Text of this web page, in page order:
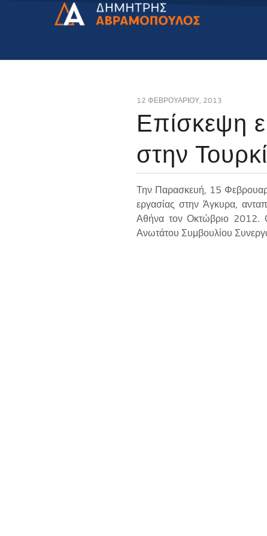
12 ΦΕΒΡΟΥΑΡΊΟΥ, 2013
Επίσκεψη
στην
Την Παρασκευή, 15
εργασίας στην Άγκυρα,
Αθήνα τον Οκτώβριο 2012.
Ανωτάτου Συμβουλίου